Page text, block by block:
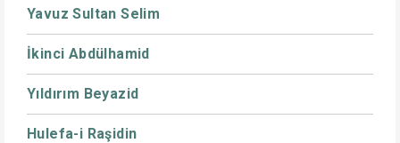
Yavuz Sultan Selim
İkinci Abdülhamid
Yıldırım Beyazid
Hulefa-i Raşidin